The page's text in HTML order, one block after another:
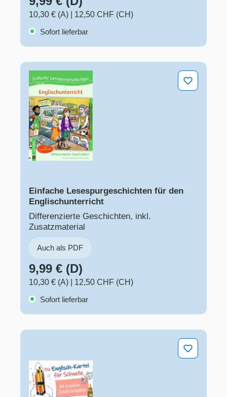
10,30 € (A)
12,50 CHF (CH)
Sofort lieferbar
Einfache Lesespurgeschichten für den
Einfache Lesespurgeschichten für den
Englischunterricht
Differenzierte Geschichten, inkl.
Zusatzmaterial
Auch als PDF
9,99 € (D)
10,30 € (A)
12,50 CHF (CH)
Sofort lieferbar